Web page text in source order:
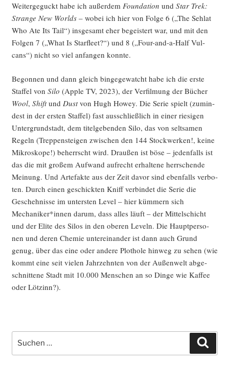
Wei­ter­ge­guckt habe ich außer­dem Foun­da­ti­on und Star Trek:
Stran­ge New Worlds– wobei ich hier von Fol­ge 6 („The Seh­lat
Who Ate Its Tail“) ins­ge­samt eher begeis­tert war, und mit den
Fol­gen 7 („What Is Star­fleet?“) und 8 („Four-and-a-Half Vul­
cans“) nicht so viel anfan­gen konnte.
Begon­nen und dann gleich bin­ge­ge­watcht habe ich die ers­te
Staf­fel von Silo (Apple TV, 2023), der Ver­fil­mung der Bücher
Wool, Shiftund Dustvon Hugh How­ey. Die Serie spielt (zumin­
dest in der ers­ten Staf­fel) fast aus­schließ­lich in einer rie­si­gen
Unter­grund­stadt, dem titel­ge­ben­den Silo, das von selt­sa­men
Regeln (Trep­pen­stei­gen zwi­schen den 144 Stock­wer­ken!, kei­ne
Mikro­sko­pe!) beherrscht wird. Drau­ßen ist böse – jeden­falls ist
das die mit gro­ßem Auf­wand auf­recht erhal­te­ne herr­schen­de
Mei­nung. Und Arte­fak­te aus der Zeit davor sind eben­falls ver­bo­
ten. Durch einen geschick­ten Kniff ver­bin­det die Serie die
Gescheh­nis­se im unters­ten Level – hier küm­mern sich
Mechaniker*innen dar­um, dass alles läuft – der Mit­tel­schicht
und der Eli­te des Silos in den obe­ren Leveln. Die Haupt­per­so­
nen und deren Che­mie unter­ein­an­der ist dann auch Grund
genug, über das eine oder ande­re Plot­ho­le hin­weg zu sehen (wie
kommt eine seit vie­len Jahr­zehn­ten von der Außen­welt abge­
schnit­te­ne Stadt mit 10.000 Men­schen an so Din­ge wie Kaf­fee
oder Lötzinn?).
Suche
nach: